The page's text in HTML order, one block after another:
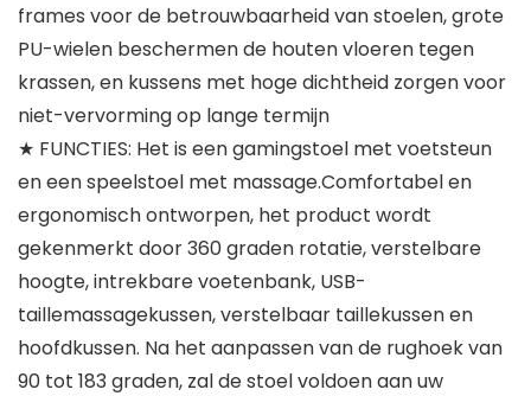
frames voor de betrouwbaarheid van stoelen, grote
PU-wielen beschermen de houten vloeren tegen
krassen, en kussens met hoge dichtheid zorgen voor
niet-vervorming op lange termijn
★ FUNCTIES: Het is een gamingstoel met voetsteun
en een speelstoel met massage.Comfortabel en
ergonomisch ontworpen, het product wordt
gekenmerkt door 360 graden rotatie, verstelbare
hoogte, intrekbare voetenbank, USB-
taillemassagekussen, verstelbaar taillekussen en
hoofdkussen. Na het aanpassen van de rughoek van
90 tot 183 graden, zal de stoel voldoen aan uw